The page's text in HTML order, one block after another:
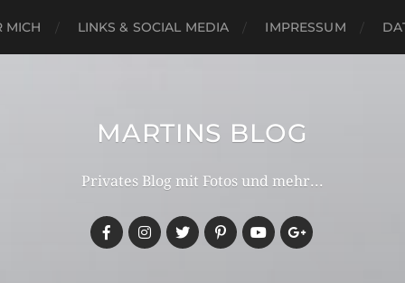
MICH LINKS & SOCIAL MEDIA IMPRESSUM
MARTINS BLOG
Privates Blog mit Fotos und mehr...